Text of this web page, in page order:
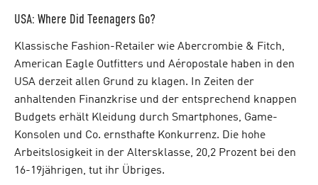
USA: Where Did Teenagers Go?
Klassische Fashion-Retailer wie Abercrombie & Fitch,
American Eagle Outfitters und Aéropostale haben in den
USA derzeit allen Grund zu klagen. In Zeiten der
anhaltenden Finanzkrise und der entsprechend knappen
Budgets erhält Kleidung durch Smartphones, Game-
Konsolen und Co. ernsthafte Konkurrenz. Die hohe
Arbeitslosigkeit in der Altersklasse, 20,2 Prozent bei den
16-19jährigen, tut ihr Übriges.